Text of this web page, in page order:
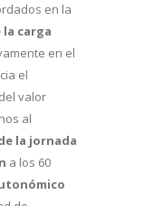
en la
carga
en el
el
valor
al
la jornada
a los 60